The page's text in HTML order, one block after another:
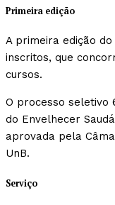
Primeira edição
A primeira edição
inscritos, que
cursos.
O processo seletivo
do Envelhecer
aprovada pela
UnB.
Serviço